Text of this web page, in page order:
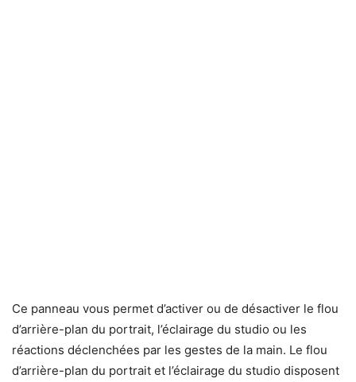
Ce panneau vous permet d’activer ou de désactiver le flou
d’arrière-plan du portrait, l’éclairage du studio ou les
réactions déclenchées par les gestes de la main. Le flou
d’arrière-plan du portrait et l’éclairage du studio disposent